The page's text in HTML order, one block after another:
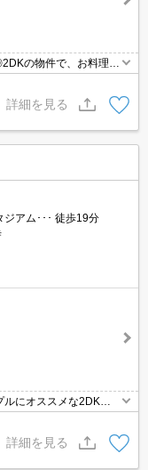
の物件で、お料理が
ゼット・シューズボッ
日用品の収納に重宝し
面所がある物件です◎
ソコンが使えます(^_^)
詳細を見る
ジアム･･･ 徒歩19分
にオススメな2DKの
ット・シューズボック
とも可能です◎毎日の
性が高いです◎新たな
事済み物件です(*^_^*)
詳細を見る